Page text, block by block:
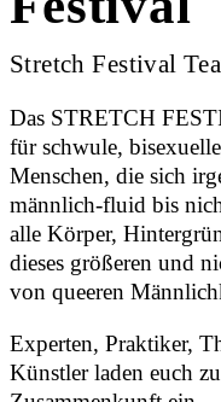
Stretch Festival
Das STRETCH
für schwule,
Menschen, die sich
männlich-fluid bis
alle Körper,
dieses größeren und
von queeren
Experten, Praktiker,
Künstler laden euch